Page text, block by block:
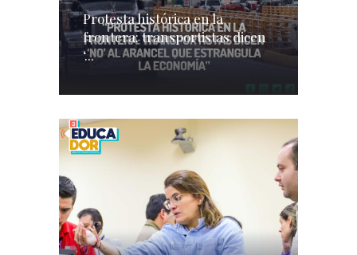
Protesta histórica en la
frontera: transportistas dicen
‘...